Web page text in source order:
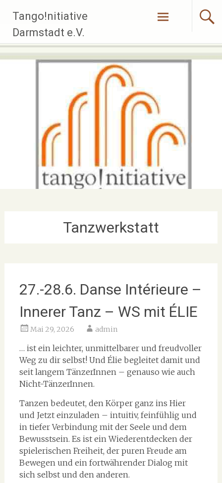
Inhalt
springen
Tango!nitiative
Darmstadt e.V.
Tanzwerkstatt
27.-28.6. Danse Intérieure –
Innerer Tanz – WS mit ÉLIE
Mai 29, 2026 admin
… ist ein leichter, unmittelbarer und freudvoller
Weg zu dir selbst! Und Élie begleitet damit und
seit langem TänzerInnen – genauso wie auch
Nicht-TänzerInnen.
Tanzen bedeutet, den Körper ganz ins Hier
und Jetzt einzuladen – intuitiv, feinfühlig und
in tiefer Verbindung mit der Seele und dem
Bewusstsein. Es ist ein Wiederentdecken der
spielerischen Freiheit, der puren Freude am
Bewegen und ein fortwährender Dialog mit
sich selbst und den anderen.